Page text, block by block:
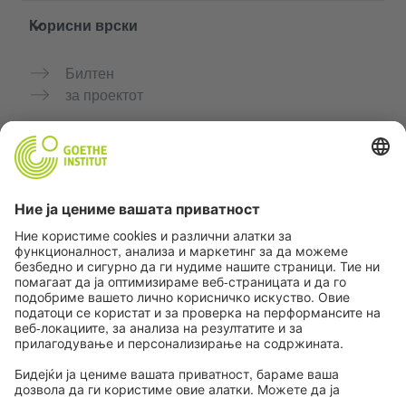
Корисни врски
Билтен
за проектот
Дополнителни веб-страници
Заедница „Германски јазик за тебе"
Вежбајте германски бесплатно
Курсеви по германски јазик на Goethe-Institut
Портал за наставници „Deutschstunde“
Приватност и пристапност